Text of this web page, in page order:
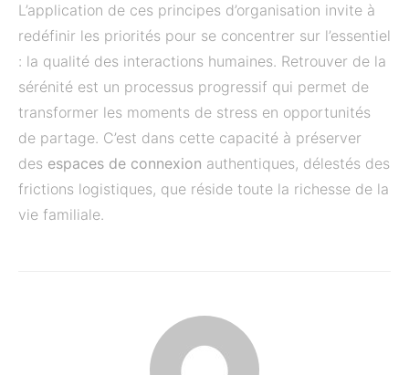
L’application de ces principes d’organisation invite à
redéfinir les priorités pour se concentrer sur l’essentiel
: la qualité des interactions humaines. Retrouver de la
sérénité est un processus progressif qui permet de
transformer les moments de stress en opportunités
de partage. C’est dans cette capacité à préserver
des espaces de connexion authentiques, délestés des
frictions logistiques, que réside toute la richesse de la
vie familiale.